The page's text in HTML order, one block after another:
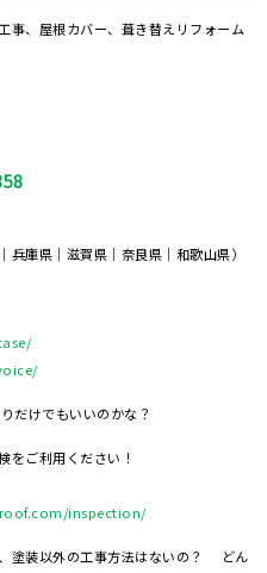
事、屋根カバー、葺き替えリフォーム
庫県｜滋賀県｜奈良県｜和歌山県）
だけでもいいのかな？
ご利用ください！
inspection/
塗装以外の工事方法はないの？ どん